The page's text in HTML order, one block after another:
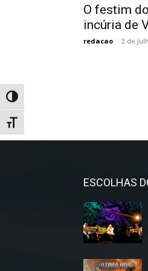
Toggle High Contrast
Toggle Font size
O festim
incúria de
redacao - 2 de
ESCOLHAS